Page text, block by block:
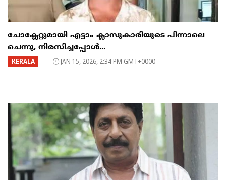
ചോക്ലേറ്റുമായി എട്ടാം ക്ലാസുകാരിയുടെ പിന്നാലെ
ചെന്നു, നിരസിച്ചപ്പോൾ...
KERALA JAN 15, 2026, 2:34 PM GMT+0000